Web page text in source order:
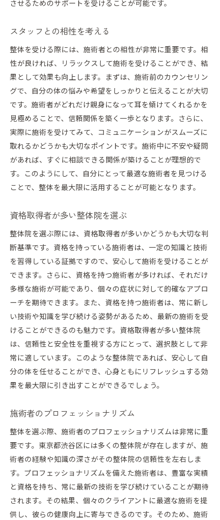
させるためのサポートを受けることが可能です。
スタッフとの相性を考える
整体を受ける際には、施術者との相性が非常に重要です。相
性が良ければ、リラックスして施術を受けることができ、結
果として効果も向上します。まずは、施術前のカウンセリン
グで、自分の体の悩みや希望をしっかりと伝えることが大切
です。施術者がどれだけ親身になって耳を傾けてくれるかを
見極めることで、信頼関係を築く一歩となります。さらに、
実際に施術を受けてみて、コミュニケーションがスムーズに
取れるかどうかも大切なポイントです。施術中に不安や疑問
があれば、すぐに相談できる関係が築けることが理想的で
す。このようにして、自分にとって最適な施術者を見つける
ことで、整体を最大限に活用することが可能となります。
資格取得者が多い整体院を選ぶ
整体院を選ぶ際には、資格取得者が多いかどうかも大切な判
断基準です。資格を持っている施術者は、一定の知識と技術
を習得している証拠ですので、安心して施術を受けることが
できます。さらに、資格を持つ施術者が多ければ、それだけ
多様な施術が可能であり、個々の症状に対して的確なアプロ
ーチを期待できます。また、資格を持つ施術者は、常に新し
い技術や知識を学び続ける姿勢があるため、最新の施術を受
けることができるのも魅力です。資格取得者が多い整体院
は、信頼性と安全性を重視する方にとって、選択肢として非
常に適しています。このような整体院であれば、安心して自
分の体を任せることができ、心身ともにリフレッシュする効
果を最大限に引き出すことができるでしょう。
施術者のプロフェッショナリズム
整体を選ぶ際、施術者のプロフェッショナリズムは非常に重
要です。東京都渋谷区には多くの整体院が存在しますが、施
術者の経験や知識の深さがその整体院の信頼性を左右しま
す。プロフェッショナリズムを備えた施術者は、豊富な実績
と資格を持ち、常に最新の技術を学び続けていることが期待
されます。その結果、個々のクライアントに最適な施術を提
供し、彼らの健康向上に寄与できるのです。そのため、施術